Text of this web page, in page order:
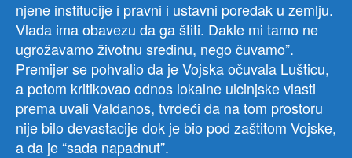
njene institucije i pravni i ustavni poredak u zemlju.
Vlada ima obavezu da ga štiti. Dakle mi tamo ne
ugrožavamo životnu sredinu, nego čuvamo”.
Premijer se pohvalio da je Vojska očuvala Lušticu,
a potom kritikovao odnos lokalne ulcinjske vlasti
prema uvali Valdanos, tvrdeći da na tom prostoru
nije bilo devastacije dok je bio pod zaštitom Vojske,
a da je “sada napadnut”.